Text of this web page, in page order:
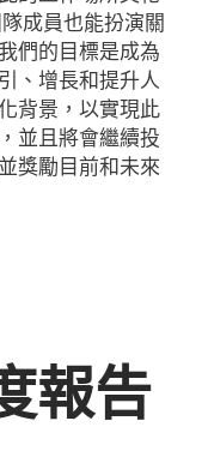
成員也能扮演關
們的目標是成為
、增長和提升人
背景，以實現此
並且將會繼續投
獎勵目前和未來
報告